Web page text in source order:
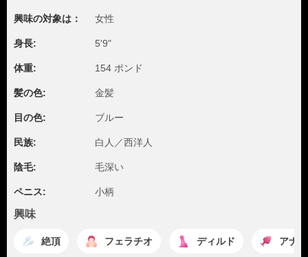
興味の対象は： 女性
身長: 5'9"
体重: 154 ポンド
髪の色: 金髪
目の色: ブルー
民族: 白人／西洋人
陰毛: 毛深い
ペニス: 小柄
興味
絶頂 フェラチオ ディルド アナ